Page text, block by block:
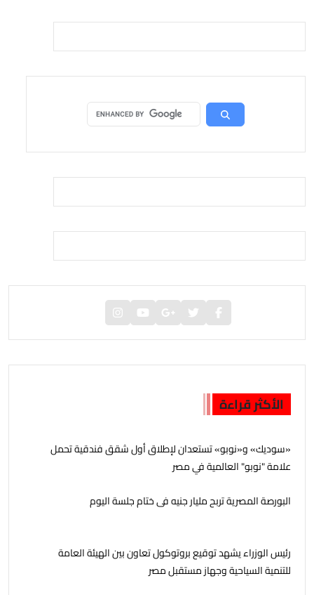
الأكثر قراءة
«سوديك» و«نوبو» تستعدان لإطلاق أول شقق فندقية تحمل
علامة "نوبو" العالمية في مصر
البورصة المصرية تربح مليار جنيه فى ختام جلسة اليوم
رئيس الوزراء يشهد توقيع بروتوكول تعاون بين الهيئة العامة
للتنمية السياحية وجهاز مستقبل مصر